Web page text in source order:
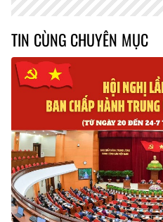
TIN CÙNG CHUYÊN MỤC